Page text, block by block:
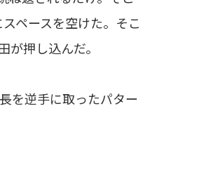
ペースを空けた。そこ
押し込んだ。
を逆手に取ったパター